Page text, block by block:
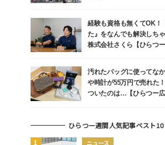
経験も資格も無くてOK！
た』をなんでも解決しち
株式会社さくら【ひらつー
汚れたバッグに使ってな
や時計が55万円で売れた
ついたのは…【ひらつー広
ひらつー週間人気記事ベスト10
ニュース